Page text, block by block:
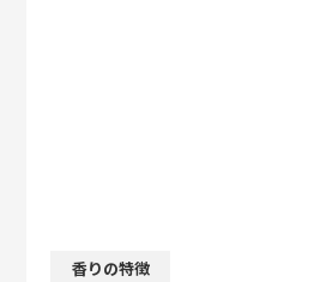
香りの特徴